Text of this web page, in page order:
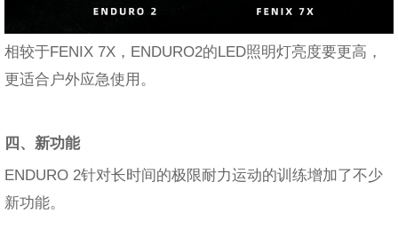
相较于FENIX 7X，ENDURO2的LED照明灯亮度要更高，
更适合户外应急使用。
四、新功能
ENDURO 2针对长时间的极限耐力运动的训练增加了不少
新功能。